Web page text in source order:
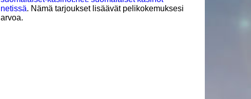
netissä. Nämä tarjoukset lisäävät pelikokemuksesi
arvoa.